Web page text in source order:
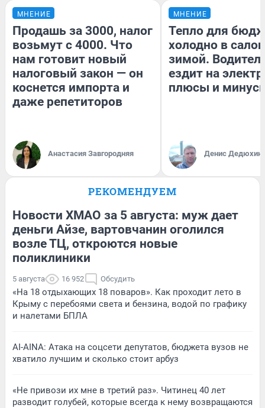
МНЕНИЕ
Продашь за 3000, налог
возьмут с 4000. Что
нам готовит новый
налоговый закон — он
коснется импорта и
даже репетиторов
Анастасия Завгородняя
МНЕНИЕ
Тепло для
холодно в
зимой.
ездит на
плюсы и
Денис Дедюхин
РЕКОМЕНДУЕМ
Новости ХМАО за 5 августа: муж дает
деньги Айзе, вартовчанин оголился
возле ТЦ, откроются новые
поликлиники
5 августа 16 952 Обсудить
«На 18 отдыхающих 18 поваров». Как проходит лето в
Крыму с перебоями света и бензина, водой по графику
и налетами БПЛА
AI-AINA: Атака на соцсети депутатов, бюджета вузов не
хватило лучшим и сколько стоит арбуз
«Не привози их мне в третий раз». Читинец 40 лет
разводит голубей, которые всегда к нему возвращаются